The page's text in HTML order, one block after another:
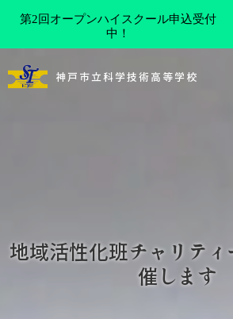
ン
神戸市立科学技術高等学校
地域活性化班チャリテ
催します
第2回オープンハイスクール申込受付
中！